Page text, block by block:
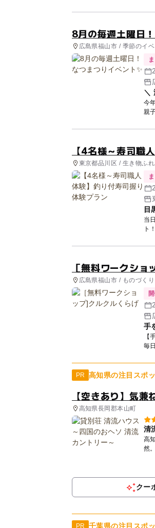
8月の毎週土曜日
広島県福山市 / 季節のイ
＼
今
【4名様～寿司職
東京都品川区 / 生き物ふ
目
当
［無料ワークシ
広島県福山市 / ものづく
手
【
PR 高知県の注目スポ
【空きあり】気
高知県長岡郡本山町
清
高知
然
クー
PR 千葉県の注目スポ